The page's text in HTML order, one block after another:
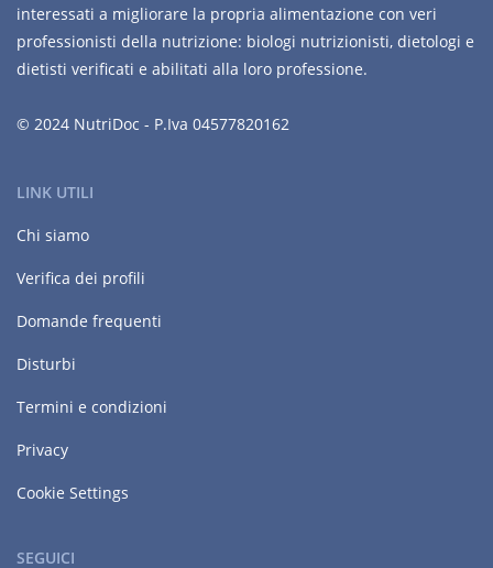
interessati a migliorare la propria alimentazione con veri
professionisti della nutrizione: biologi nutrizionisti, dietologi e
dietisti verificati e abilitati alla loro professione.
© 2024 NutriDoc - P.Iva 04577820162
LINK UTILI
Chi siamo
Verifica dei profili
Domande frequenti
Disturbi
Termini e condizioni
Privacy
Cookie Settings
SEGUICI